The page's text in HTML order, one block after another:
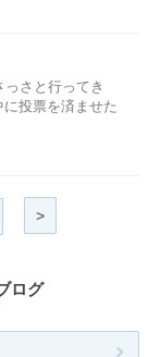
さと行ってき
投票を済ませた
>
ログ